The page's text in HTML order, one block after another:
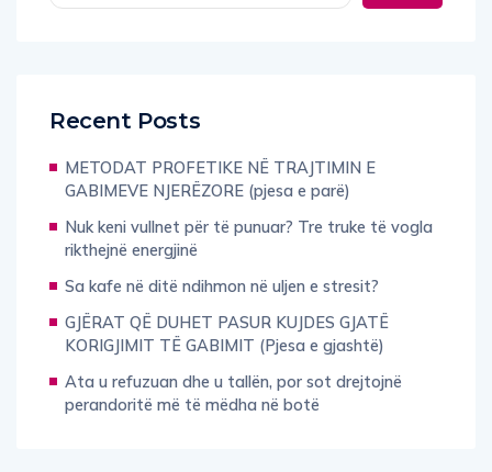
Recent Posts
METODAT PROFETIKE NË TRAJTIMIN E
GABIMEVE NJERËZORE (pjesa e parë)
Nuk keni vullnet për të punuar? Tre truke të vogla
rikthejnë energjinë
Sa kafe në ditë ndihmon në uljen e stresit?
GJËRAT QË DUHET PASUR KUJDES GJATË
KORIGJIMIT TË GABIMIT (Pjesa e gjashtë)
Ata u refuzuan dhe u tallën, por sot drejtojnë
perandoritë më të mëdha në botë